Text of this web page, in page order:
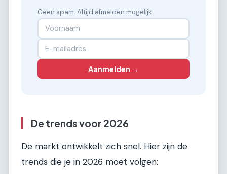
Geen spam. Altijd afmelden mogelijk.
Aanmelden →
De trends voor 2026
De markt ontwikkelt zich snel. Hier zijn de
trends die je in 2026 moet volgen: